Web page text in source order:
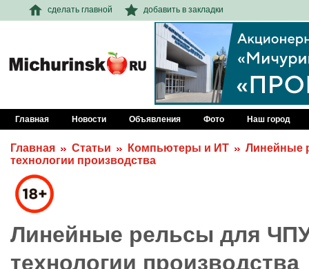
сделать главной добавить в закладки
Главная Новости Объявления Фото Наш город
Главная Статьи Компьютеры и ИТ
Линейные
технологии производства
Линейные рельсы для
технологии производства